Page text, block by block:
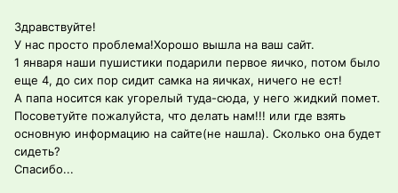
Здравствуйте!
У нас просто проблема!Хорошо вышла на ваш сайт.
1 января наши пушистики подарили первое яичко, потом было
еще 4, до сих пор сидит самка на яичках, ничего не ест!
А папа носится как угорелый туда-сюда, у него жидкий помет.
Посоветуйте пожалуйста, что делать нам!!! или где взять
основную информацию на сайте(не нашла). Сколько она будет
сидеть?
Спасибо...